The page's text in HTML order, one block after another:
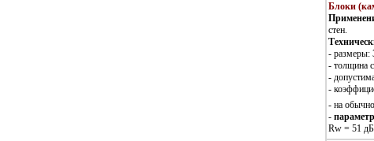
Блоки
стен.
- размеры:
- толщина
-
-
- на
-
Rw = 51